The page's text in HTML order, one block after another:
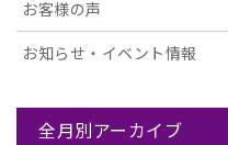
お客様の声
お知らせ・イベント情報
全月別アーカイブ